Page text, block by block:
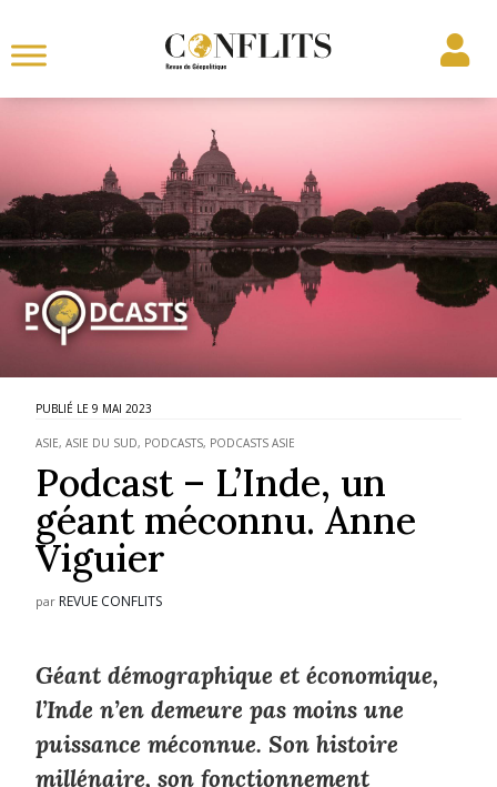
9 MAI 2023
ASIE,ASIE DU SUD, PODCASTS, PODCASTS ASIE
Podcast – L’Inde, un
géant méconnu. Anne
Viguier
par REVUE CONFLITS
Géant démographique et économique,
l’Inde n’en demeure pas moins une
puissance méconnue. Son histoire
millénaire, son fonctionnement